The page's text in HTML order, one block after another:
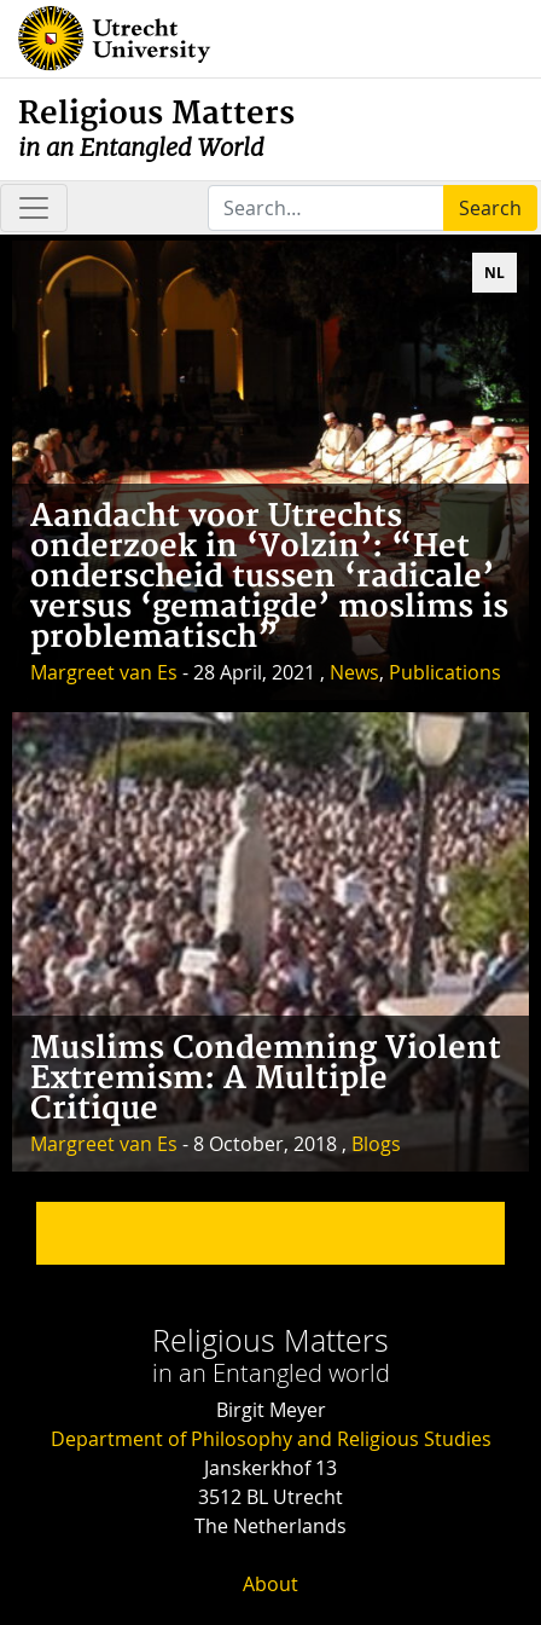
Religious Matters
in an Entangled World
Search
NL
Aandacht voor Utrechts
onderzoek in ‘Volzin’: “Het
onderscheid tussen ‘radicale’
versus ‘gematigde’ moslims is
problematisch”
Margreet van Es - 28 April, 2021 , News, Publications
Muslims Condemning Violent
Extremism: A Multiple
Critique
Margreet van Es - 8 October, 2018 , Blogs
Religious Matters
in an Entangled world
Birgit Meyer
Department of Philosophy and Religious Studies
Janskerkhof 13
3512 BL Utrecht
The Netherlands
About